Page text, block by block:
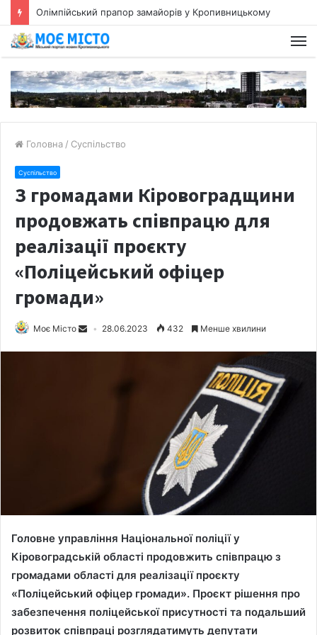
Олімпійський прапор замайорів у Кропивницькому
Головна / Суспільство
Суспільство
З громадами Кіровоградщини
продовжать співпрацю для
реалізації проєкту
«Поліцейський офіцер
громади»
Моє Місто 28.06.2023 432 Менше хвилини
Головне управління Національної поліції у
Кіровоградській області продовжить співпрацю з
громадами області для реалізації проєкту
«Поліцейський офіцер громади». Проєкт рішення про
забезпечення поліцейської присутності та подальший
розвиток співпраці розглядатимуть депутати